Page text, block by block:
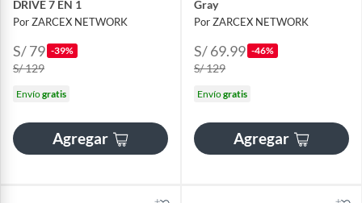
DRIVE 7 EN 1
Por ZARCEX NETWORK
S/ 79 -39%
S/ 129
Envíogratis
Agregar
Gray
Por ZARCEX NETWORK
S/ 69.99 -46%
S/ 129
Envíogratis
Agregar